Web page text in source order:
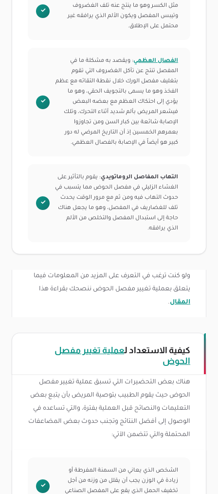
مثل الكسر وهو ما ينتج عنه تلف الغضروف
وتيبس المفصل ويكون الألم الذي يرافقه غير
محتمل على الإطلاق.
الفصال العظمي: ويقصد به مشكلة ما في
المفصل تنتج عن تآكل الغضروف التي تقوم
بتغليف مفصل الورك خلال نقطة التقائه مع عظم
الفخذ وهو ما يسمى بالتجويف الحقي، وهو ما
يؤدي إلى احتكاك العظم مع بعضه البعض
فيشعر المريض بألم شديد أثناء التحرك، وتلك
الإصابة شائعة بين كبار السن ومن تجاوزوا
بعمرهم الخمسين إذ أن التاريخ المرضي له دور
كبير هو أيضاً في الإصابة بالفصال العظمي.
التهاب المفاصل الروماتويدي: يقوم بالتأثير على
الغشاء الزليلي في مفصل الحوض مما يتسبب في
حدوث التهاب فيه ومن ثم مع مرور الوقت يحدث
تلف للغضاريف في المفصل، وهو ما يجعل هناك
حاجة إلى استبدال المفصل والتخلص من الألم
الذي يرافقه.
ولو كنت ترغب في التعرف على المزيد من المعلومات فيما
يتعلق بعملية تغيير مفصل الحوض ننصحك بقراءة هذا
المقال.
كيفية الاستعداد لعملية تغيير مفصل
الحوض
هناك بعض التحضيرات التي تسبق عملية تغيير مفصل
الحوض حيث يقوم الطبيب بتوصية المريض بأن يتبع بعض
التعليمات والنصائح قبل العملية بفترة، والتي تساعده في
الوصول إلى أفضل النتائج وتجنب حدوث بعض المضاعفات
المحتملة والتي تتضمن الآتي:
الشخص الذي يعاني من السمنة المفرطة أو
زيادة في الوزن يجب أن يقلل من وزنه من أجل
تخفيف الحمل الذي يقع على المفصل الصناعي